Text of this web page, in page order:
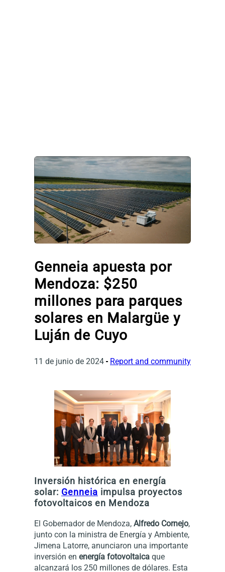
Genneia apuesta por
Mendoza: $250
millones para parques
solares en Malargüe y
Luján de Cuyo
11 de junio de 2024 Report and community
Inversión histórica en energía
solar: Genneia impulsa proyectos
fotovoltaicos en Mendoza
El Gobernador de Mendoza, Alfredo Cornejo,
junto con la ministra de Energía y Ambiente,
Jimena Latorre, anunciaron una importante
inversión en energía fotovoltaica que
alcanzará los 250 millones de dólares. Esta